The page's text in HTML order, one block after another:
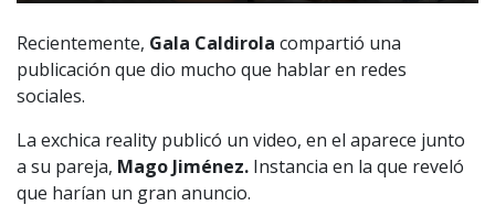
Recientemente, Gala Caldirola compartió una
publicación que dio mucho que hablar en redes
sociales.
La exchica reality publicó un video, en el aparece junto
a su pareja, Mago Jiménez. Instancia en la que reveló
que harían un gran anuncio.